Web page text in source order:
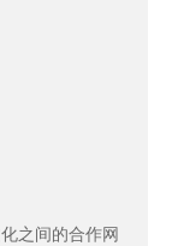
之间的合作网